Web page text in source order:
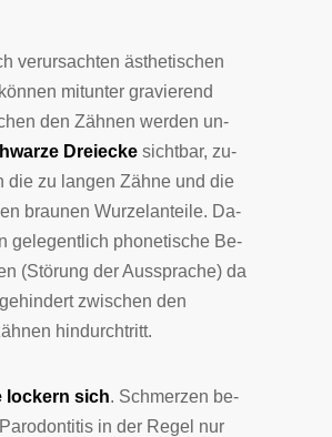
ver­ur­sach­ten äs­the­ti­schen
mi­tun­ter gra­vie­rend
den Zäh­nen wer­den un­
Drei­ecke sicht­bar, zu­
die zu lan­gen Zäh­ne und die
brau­nen Wur­zel­an­tei­le. Da­
ge­le­gent­lich phone­ti­sche Be­
(Stö­rung der Aus­spra­che) da
zwi­schen den
hin­durch­tritt.
lockern sich. Schmer­zen be­
in der Re­gel nur